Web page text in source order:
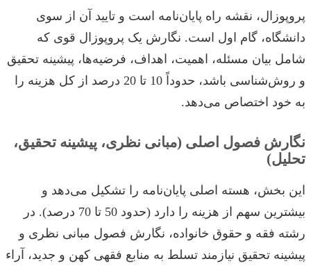
پروپوزال، نقشه راه پایان‌نامه است و تایید آن از سوی
دانشگاه، گام اول است. نگارش یک پروپوزال قوی که
شامل بیان مسئله، اهمیت، اهداف، فرضیه‌ها، پیشینه تحقیق
و روش‌شناسی باشد، حدوداً 10 تا 20 درصد از کل هزینه را
به خود اختصاص می‌دهد.
نگارش فصول اصلی (مبانی نظری، پیشینه تحقیق،
تحلیل)
این بخش، هسته اصلی پایان‌نامه را تشکیل می‌دهد و
بیشترین سهم از هزینه را دارد (حدود 50 تا 70 درصد). در
رشته فقه و حقوق خانواده، نگارش فصول مبانی نظری و
پیشینه تحقیق نیازمند تسلط به منابع فقهی کهن و جدید، آراء